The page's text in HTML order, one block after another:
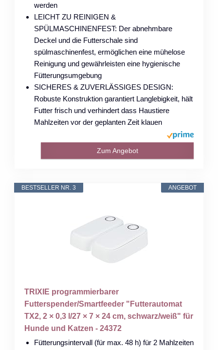
werden
LEICHT ZU REINIGEN &
SPÜLMASCHINENFEST: Der abnehmbare
Deckel und die Futterschale sind
spülmaschinenfest, ermöglichen eine mühelose
Reinigung und gewährleisten eine hygienische
Fütterungsumgebung
SICHERES & ZUVERLÄSSIGES DESIGN:
Robuste Konstruktion garantiert Langlebigkeit, hält
Futter frisch und verhindert dass Haustiere
Mahlzeiten vor der geplanten Zeit klauen
Zum Angebot
ANGEBOT
BESTSELLER NR. 3
TRIXIE programmierbarer
Futterspender/Smartfeeder "Futterautomat
TX2, 2 × 0,3 l/27 × 7 × 24 cm, schwarz/weiß" für
Hunde und Katzen - 24372
Fütterungsintervall (für max. 48 h) für 2 Mahlzeiten